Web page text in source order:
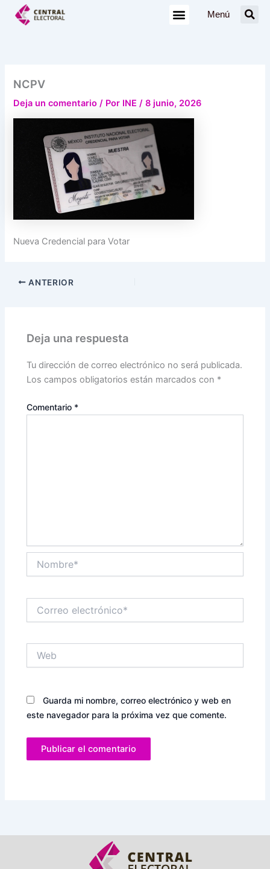
Menú
NCPV
Deja un comentario / Por INE/8 junio, 2026
Nueva Credencial para Votar
ANTERIOR
Deja una respuesta
Tu dirección de correo electrónico no será publicada.
Los campos obligatorios están marcados con *
Comentario *
electrónico*
Guarda mi nombre, correo electrónico y web en
este navegador para la próxima vez que comente.